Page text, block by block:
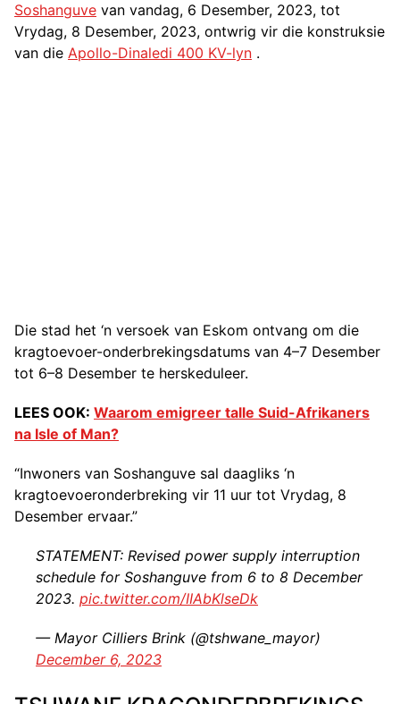
Soshanguve van vandag, 6 Desember, 2023, tot
Vrydag, 8 Desember, 2023, ontwrig vir die konstruksie
van die Apollo-Dinaledi 400 KV-lyn .
Die stad het ‘n versoek van Eskom ontvang om die
kragtoevoer-onderbrekingsdatums van 4–7 Desember
tot 6–8 Desember te herskeduleer.
LEES OOK: Waarom emigreer talle Suid-Afrikaners
na Isle of Man?
“Inwoners van Soshanguve sal daagliks ‘n
kragtoevoeronderbreking vir 11 uur tot Vrydag, 8
Desember ervaar.”
STATEMENT: Revised power supply interruption
schedule for Soshanguve from 6 to 8 December
2023. pic.twitter.com/IIAbKlseDk
— Mayor Cilliers Brink (@tshwane_mayor)
December 6, 2023